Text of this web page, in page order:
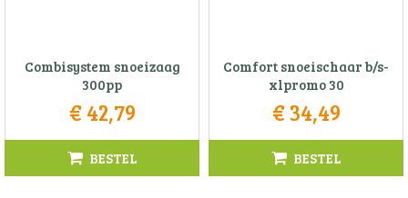
Combisystem snoeizaag
300pp
€ 42,79
BESTEL
Comfort snoeischaar b/s-
xlpromo 30
€34,49
BESTEL